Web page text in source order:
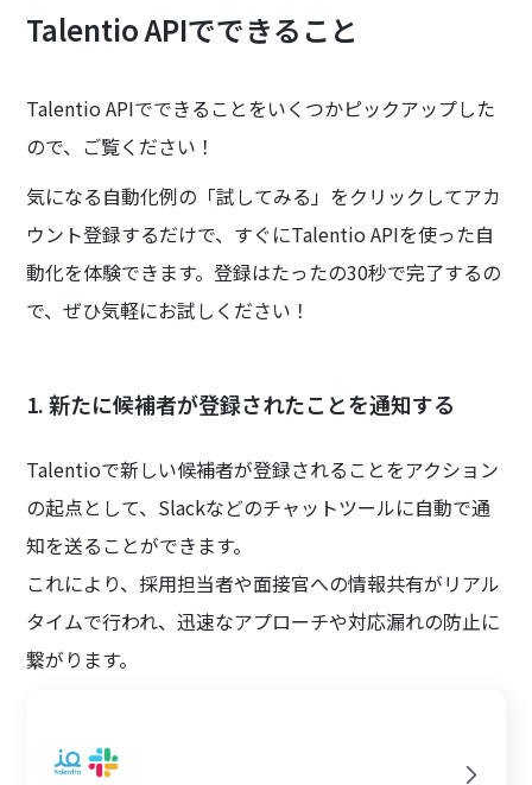
Talentio APIでできること
Talentio APIでできることをいくつかピックアップした
ので、ご覧ください！
気になる自動化例の「試してみる」をクリックしてアカ
ウント登録するだけで、すぐにTalentio APIを使った自
動化を体験できます。登録はたったの30秒で完了するの
で、ぜひ気軽にお試しください！
1. 新たに候補者が登録されたことを通知する
Talentioで新しい候補者が登録されることをアクション
の起点として、Slackなどのチャットツールに自動で通
知を送ることができます。
これにより、採用担当者や面接官への情報共有がリアル
タイムで行われ、迅速なアプローチや対応漏れの防止に
繋がります。